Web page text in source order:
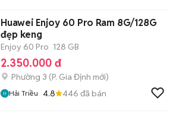
Huawei Enjoy 60 Pro Ram 8G/128G
đẹp keng
Enjoy 60 Pro 128 GB
2.350.000 đ
Phường 3 (P. Gia Định mới)
Hải Triều 4.8 446 đã bán